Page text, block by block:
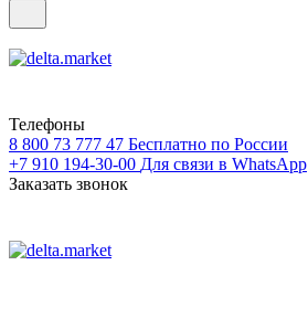
Телефоны
8 800 73 777 47 Бесплатно по России
+7 910 194-30-00 Для связи в WhatsApp
Заказать звонок